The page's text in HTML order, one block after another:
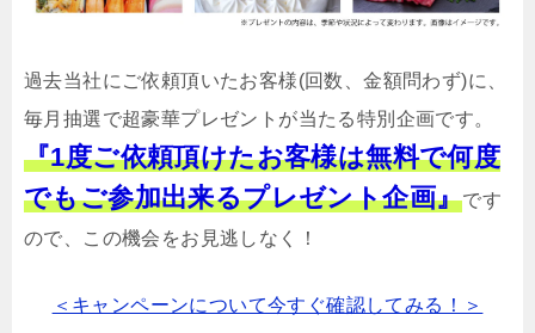
過去当社にご依頼頂いたお客様(回数、金額問わず)に、
毎月抽選で超豪華プレゼントが当たる特別企画です。
『1度ご依頼頂けたお客様は無料で何度
でもご参加出来るプレゼント企画』です
ので、この機会をお見逃しなく！
＜キャンペーンについて今すぐ確認してみる！＞